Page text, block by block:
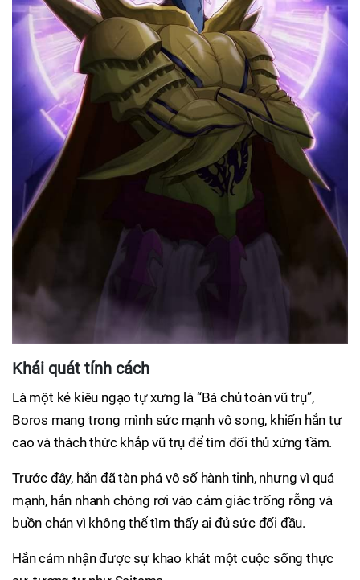
Khái quát tính cách
Là một kẻ kiêu ngạo tự xưng là “Bá chủ toàn vũ trụ”,
Boros mang trong mình sức mạnh vô song, khiến hắn tự
cao và thách thức khắp vũ trụ để tìm đối thủ xứng tầm.
Trước đây, hắn đã tàn phá vô số hành tinh, nhưng vì quá
mạnh, hắn nhanh chóng rơi vào cảm giác trống rỗng và
buồn chán vì không thể tìm thấy ai đủ sức đối đầu.
Hắn cảm nhận được sự khao khát một cuộc sống thực